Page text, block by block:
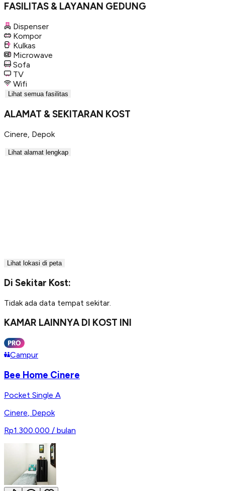
FASILITAS & LAYANAN GEDUNG
Dispenser
Kompor
Kulkas
Microwave
Sofa
TV
Wifi
Lihat semua fasilitas
ALAMAT & SEKITARAN KOST
Cinere Depok
Lihat alamat lengkap
Lihat lokasi di peta
Di Sekitar Kost:
Tidak ada data tempat sekitar.
KAMAR LAINNYA DI KOST INI
Campur
Bee Home Cinere
Pocket Single A
Cinere Depok
Rp1.300.000 / bulan